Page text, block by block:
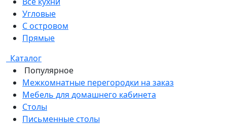
Угловые
С островом
Прямые
Каталог
Популярное
Межкомнатные перегородки на заказ
Мебель для домашнего кабинета
Столы
Письменные столы